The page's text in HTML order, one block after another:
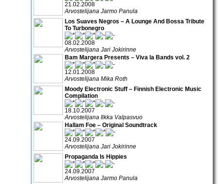
21.02.2008
Arvostelijana Jarmo Panula
Los Suaves Negros – A Lounge And Bossa Tribute
To Turbonegro
08.02.2008
Arvostelijana Jari Jokirinne
Bam Margera Presents – Viva la Bands vol. 2
12.01.2008
Arvostelijana Mika Roth
Moody Electronic Stuff – Finnish Electronic Music
Compilation
18.10.2007
Arvostelijana Ilkka Valpasvuo
Hallam Foe – Original Soundtrack
24.09.2007
Arvostelijana Jari Jokirinne
Propaganda Is Hippies
24.09.2007
Arvostelijana Jarmo Panula